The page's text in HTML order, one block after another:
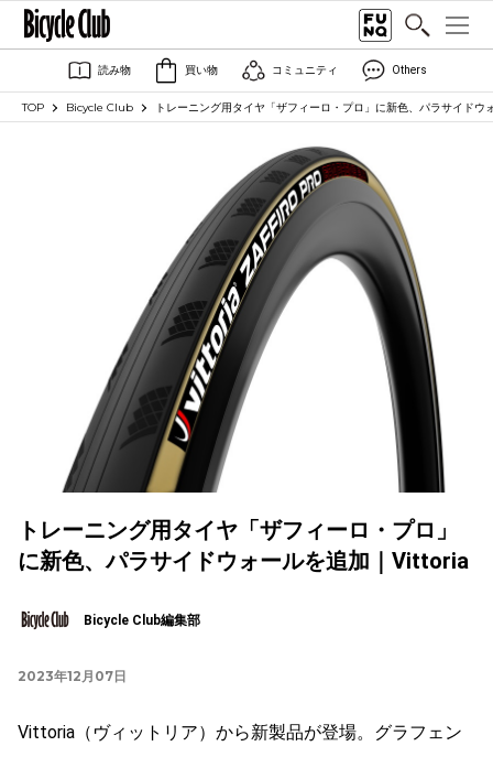
読み物 買い物 コミュニティ Others
TOP Bicycle Club トレーニング用タイヤ「ザフィーロ・プロ」に新色、パラサイド
トレーニング用タイヤ「ザフィーロ・プロ」
に新色、パラサイドウォールを追加｜Vittoria
Bicycle Club編集部
2023年12月07日
Vittoria（ヴィットリア）から新製品が登場。グラフェン